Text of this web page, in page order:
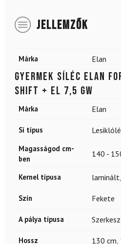
JELLEMZŐK
Márka Elan
Gyermek síléc ELAN
Shift + EL 7,5 GW
Márka Elan
Sí típus
Magasságod cm-
ben
140 -
Kernel típusa laminált
Szín Fekete
A pálya típusa
Hossz 130 cm